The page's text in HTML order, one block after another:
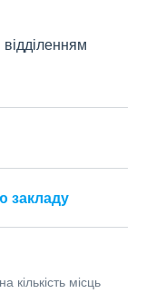
закладу
кількість місць